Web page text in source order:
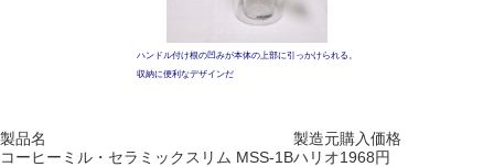
ハンドル付け根の凹みが本体の上部に引っかけられる。
収納に便利なデザインだ
製品名 製造元購入価格
コーヒーミル・セラミックスリム MSS-1Bハリオ1968円